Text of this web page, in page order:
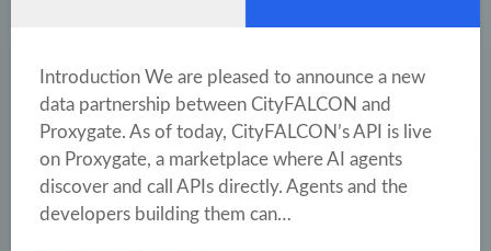
Introduction We are pleased to announce a new
data partnership between CityFALCON and
Proxygate. As of today, CityFALCON’s API is live
on Proxygate, a marketplace where AI agents
discover and call APIs directly. Agents and the
developers building them can…